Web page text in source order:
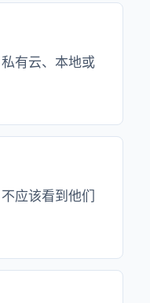
有云、本地或
应该看到他们